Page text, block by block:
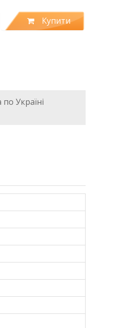
Купити
Україні